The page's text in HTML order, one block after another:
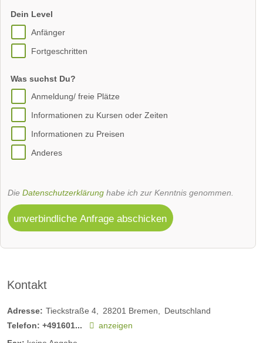
Dein Level
Anfänger
Fortgeschritten
Was suchst Du?
Anmeldung/ freie Plätze
Informationen zu Kursen oder Zeiten
Informationen zu Preisen
Anderes
Die Datenschutzerklärung habe ich zur Kenntnis genommen.
unverbindliche Anfrage abschicken
Kontakt
Adresse: Tieckstraße 4 28201 Bremen
Deutschland
Telefon: +491601...
anzeigen